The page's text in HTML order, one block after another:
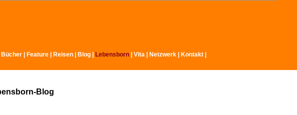
Bücher Feature Reisen Blog Lebensborn Vita Netzwerk Kontakt
Blog